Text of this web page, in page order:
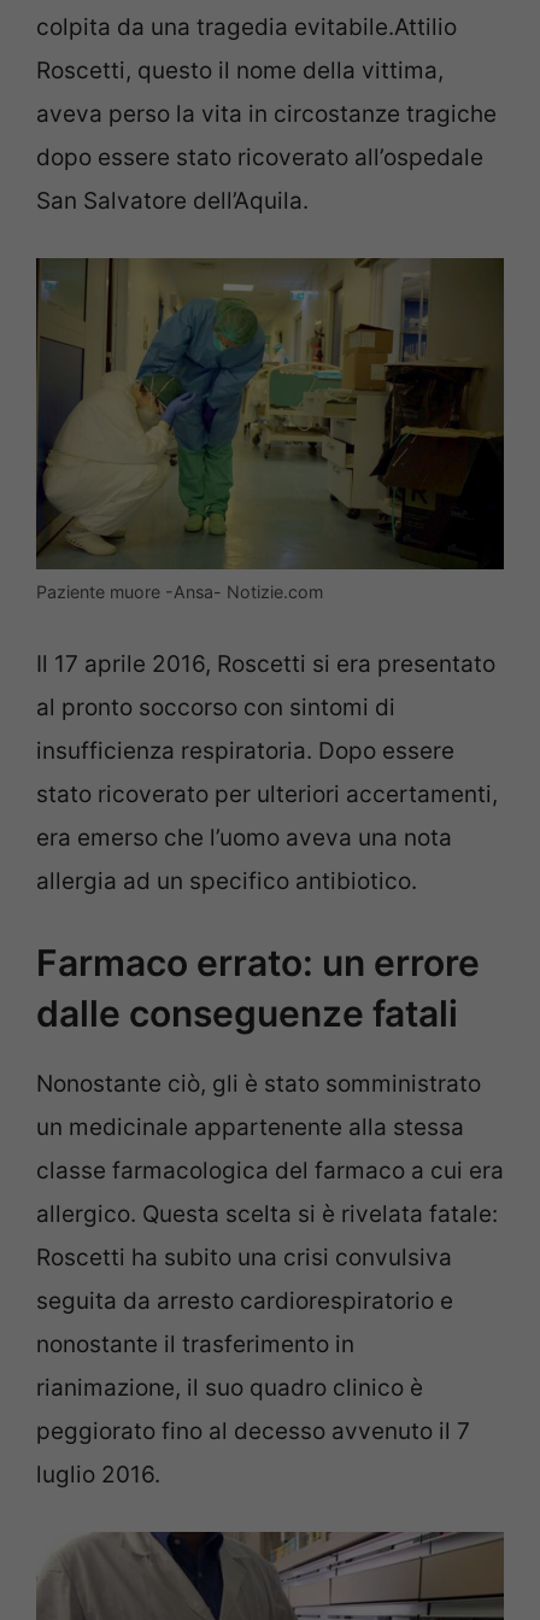
colpita da una tragedia evitabile.Attilio
Roscetti, questo il nome della vittima,
aveva perso la vita in circostanze tragiche
dopo essere stato ricoverato all’ospedale
San Salvatore dell’Aquila.
Paziente muore -Ansa- Notizie.com
Il 17 aprile 2016, Roscetti si era presentato
al pronto soccorso con sintomi di
insufficienza respiratoria. Dopo essere
stato ricoverato per ulteriori accertamenti,
era emerso che l’uomo aveva una nota
allergia ad un specifico antibiotico.
Farmaco errato: un errore
dalle conseguenze fatali
Nonostante ciò, gli è stato somministrato
un medicinale appartenente alla stessa
classe farmacologica del farmaco a cui era
allergico. Questa scelta si è rivelata fatale:
Roscetti ha subito una crisi convulsiva
seguita da arresto cardiorespiratorio e
nonostante il trasferimento in
rianimazione, il suo quadro clinico è
peggiorato fino al decesso avvenuto il 7
luglio 2016.